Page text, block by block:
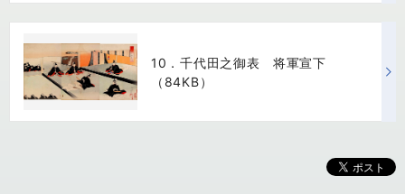
10．千代田之御表 将軍宣下
（84KB）